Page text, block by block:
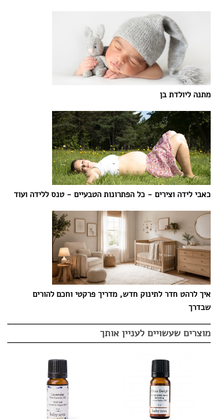
מתנה ליולדת בן
כאבי לידה וצירים - כל הפתרונות הטבעיים - טנס ללידה ועוד
איך לרהט חדר לתינוק חדש, מדריך פרקטי וחכם להורים
שבדרך
מוצרים שעשויים לעניין אותך